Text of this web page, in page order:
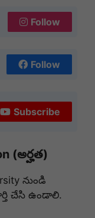
Follow
Follow
Subscribe
(అర్హత)
నుండి
చేసి ఉండాలి.